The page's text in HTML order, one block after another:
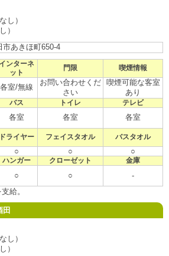
し）
）
市あきほ町650-4
インターネ
ット
門限 喫煙情報
各室/無線
お問い合わせくだ
さい
喫煙可能な客室
あり
バス トイレ テレビ
各室 各室 各室
ドライヤー フェイスタオル バスタオル
○ ○ ○
ハンガー クローゼット 金庫
○ ○
-
給。
し）
）